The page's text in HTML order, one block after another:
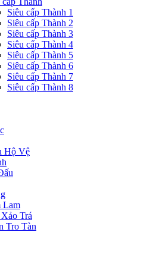
Siêu cấp Thành 1
Siêu cấp Thành 2
Siêu cấp Thành 3
Siêu cấp Thành 4
Siêu cấp Thành 5
Siêu cấp Thành 6
Siêu cấp Thành 7
Siêu cấp Thành 8
Hộ Vệ
Lam
Trá
Tro Tàn